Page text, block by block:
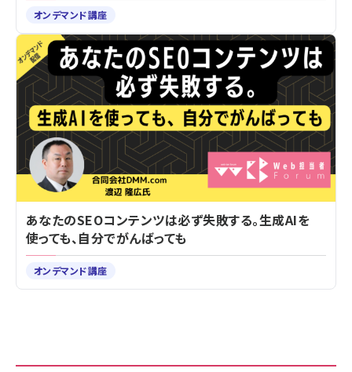
オンデマンド講座
あなたのSEOコンテンツは必ず失敗する。生成AIを
使っても、自分でがんばっても
オンデマンド講座